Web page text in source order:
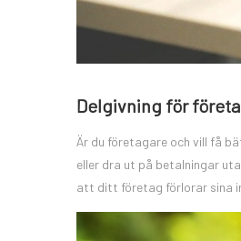
Delgivning för
Är du företagare och vill få
eller dra ut på betalningar
att ditt företag förlorar sina